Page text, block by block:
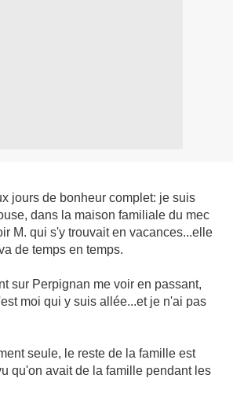
jours de bonheur complet: je suis
dans la maison familiale du mec
M. qui s'y trouvait en vacances...elle
de temps en temps.
sur Perpignan me voir en passant,
moi qui y suis allée...et je n'ai pas
seule, le reste de la famille est
qu'on avait de la famille pendant les